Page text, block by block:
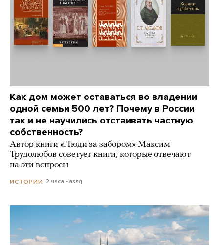
Как дом может оставаться во владении
одной семьи 500 лет? Почему в России
так и не научились отстаивать частную
собственность?
Автор книги «Люди за забором» Максим
Трудолюбов советует книги, которые отвечают
на эти вопросы
ИСТОРИИ 2 часа назад